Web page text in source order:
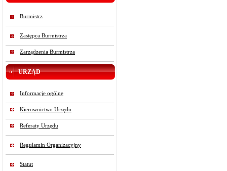
Burmistrz
Zastępca Burmistrza
Zarządzenia Burmistrza
URZĄD
Informacje ogólne
Kierownictwo Urzędu
Referaty Urzędu
Regulamin Organizacyjny
Statut